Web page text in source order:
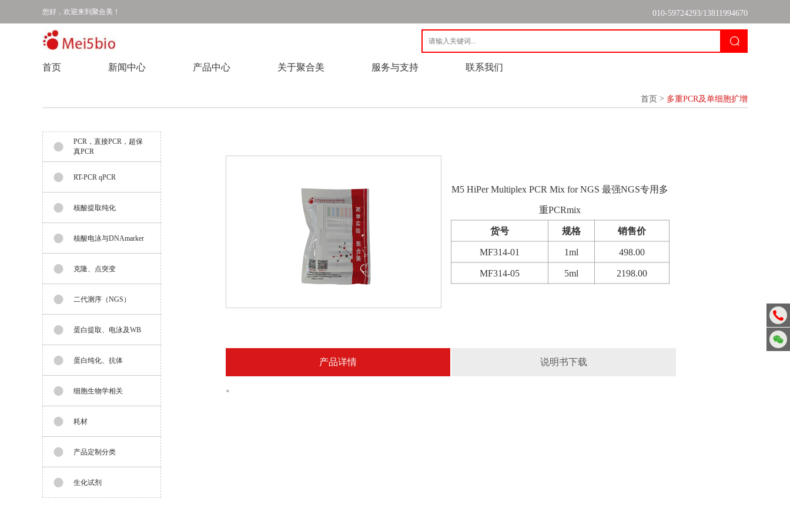
您好，欢迎来到聚合美！ 010-59724293/13811994670
首页 新闻中心 产品中心 关于聚合美 服务与支持 联系我们
首页 > 多重PCR及单细胞扩增
PCR，直接PCR，超保
真PCR
RT-PCR qPCR
核酸提取纯化
核酸电泳与DNAmarker
克隆、点突变
二代测序（NGS）
蛋白提取、电泳及WB
蛋白纯化、抗体
细胞生物学相关
耗材
产品定制分类
生化试剂
M5 HiPer Multiplex PCR Mix for NGS 最强NGS专用多
重PCRmix
货号 规格 销售价
MF314-01 1ml 498.00
MF314-05 5ml 2198.00
产品详情 说明书下载
。